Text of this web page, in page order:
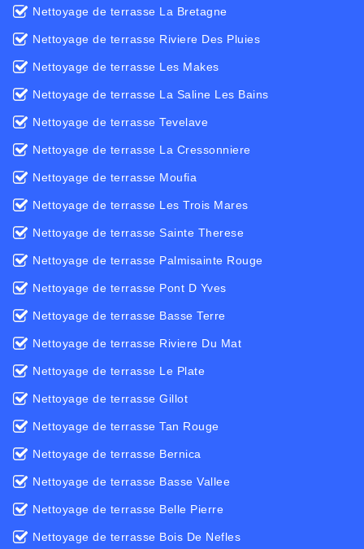
Nettoyage de terrasse La Bretagne
Nettoyage de terrasse Riviere Des Pluies
Nettoyage de terrasse Les Makes
Nettoyage de terrasse La Saline Les Bains
Nettoyage de terrasse Tevelave
Nettoyage de terrasse La Cressonniere
Nettoyage de terrasse Moufia
Nettoyage de terrasse Les Trois Mares
Nettoyage de terrasse Sainte Therese
Nettoyage de terrasse Palmisainte Rouge
Nettoyage de terrasse Pont D Yves
Nettoyage de terrasse Basse Terre
Nettoyage de terrasse Riviere Du Mat
Nettoyage de terrasse Le Plate
Nettoyage de terrasse Gillot
Nettoyage de terrasse Tan Rouge
Nettoyage de terrasse Bernica
Nettoyage de terrasse Basse Vallee
Nettoyage de terrasse Belle Pierre
Nettoyage de terrasse Bois De Nefles